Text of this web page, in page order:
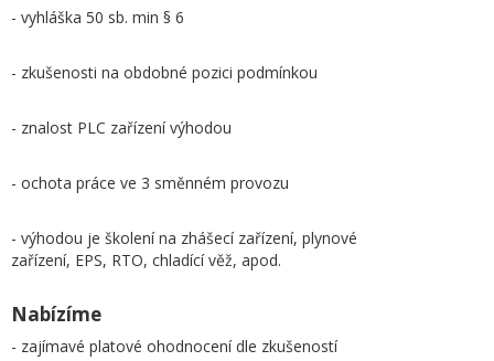
- vyhláška 50 sb. min § 6
- zkušenosti na obdobné pozici podmínkou
- znalost PLC zařízení výhodou
- ochota práce ve 3 směnném provozu
- výhodou je školení na zhášecí zařízení, plynové
zařízení, EPS, RTO, chladící věž, apod.
Nabízíme
- zajímavé platové ohodnocení dle zkušeností